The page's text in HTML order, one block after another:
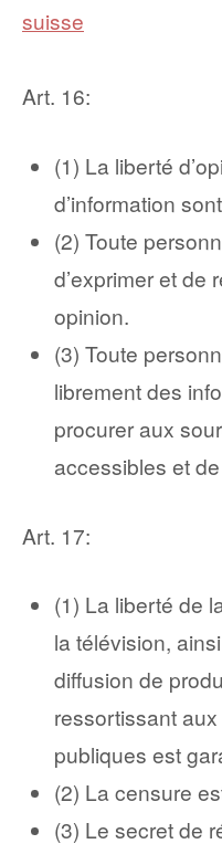
suisse
Art. 16:
(1) La liberté
d’information
(2) Toute
d’exprimer et de
opinion.
(3) Toute
librement des
procurer aux
accessibles et
Art. 17:
(1) La liberté de
la télévision,
diffusion de
ressortissant
publiques est
(2) La censure
(3) Le secret de